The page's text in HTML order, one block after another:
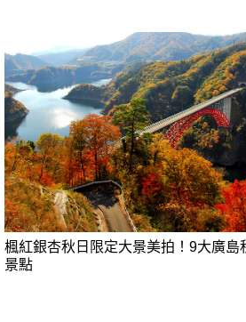
楓紅銀杏秋日限定大景美拍！9大廣島
景點